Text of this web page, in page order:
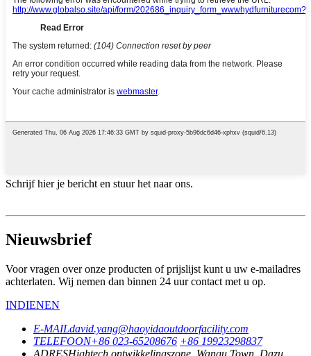
Schrijf hier je bericht en stuur het naar ons.
Nieuwsbrief
Voor vragen over onze producten of prijslijst kunt u uw e-mailadres
achterlaten. Wij nemen dan binnen 24 uur contact met u op.
INDIENEN
E-MAILdavid.yang@haoyidaoutdoorfacility.com
TELEFOON+86 023-65208676 +86 19923298837
ADRESHightech ontwikkelingszone, Wangu Town, Dazu